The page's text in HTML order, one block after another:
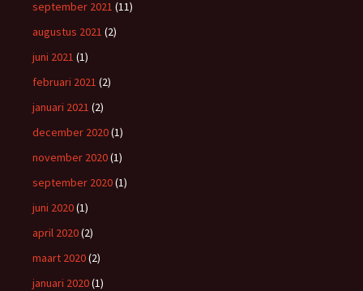
september 2021 (11)
augustus 2021 (2)
juni 2021 (1)
februari 2021 (2)
januari 2021 (2)
december 2020(1)
november 2020(1)
september 2020(1)
juni 2020(1)
april 2020(2)
maart 2020(2)
januari 2020(1)